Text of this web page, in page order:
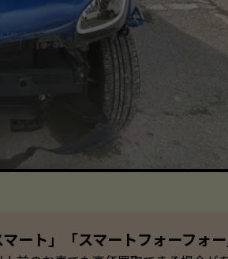
ート」「スマートフォーフォ